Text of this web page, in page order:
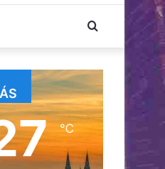
Keresés:
℃